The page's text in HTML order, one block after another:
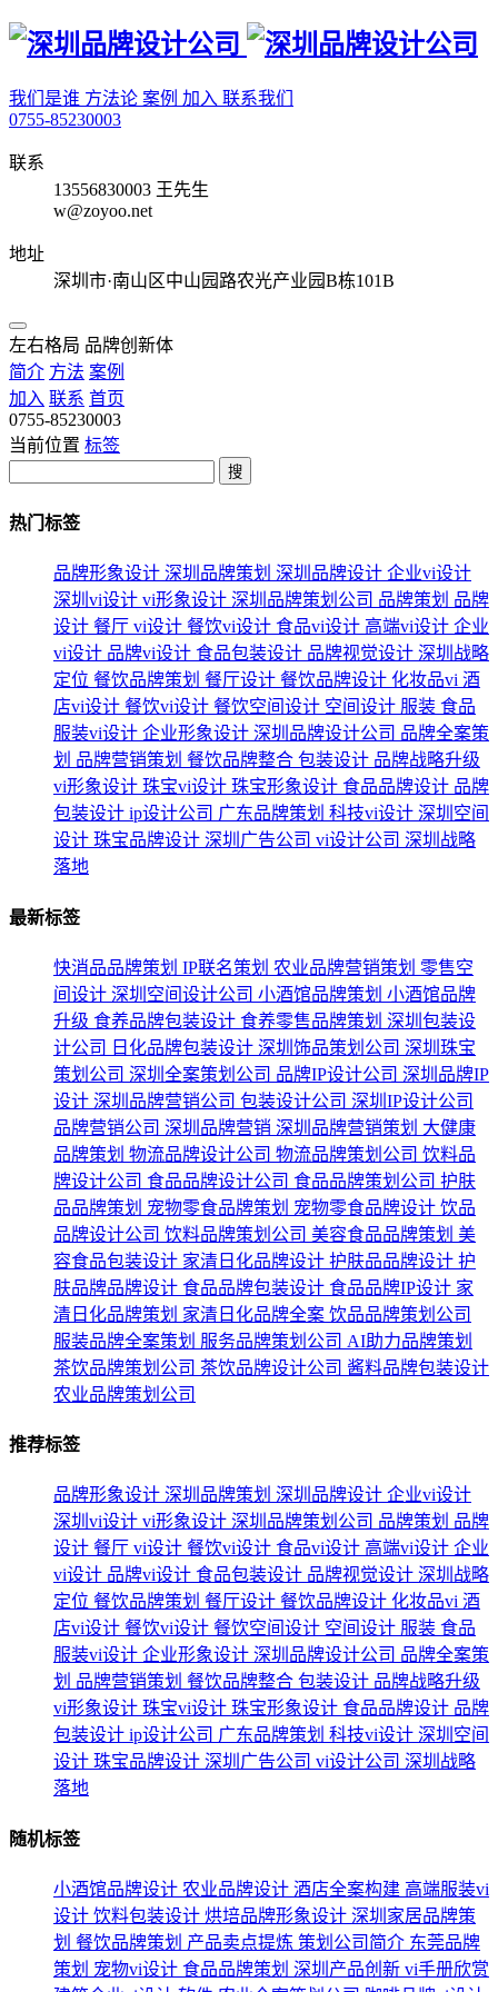
我们是谁 方法论 案例 加入 联系我们
0755-85230003
联系
13556830003 王先生
w@zoyoo.net
地址
深圳市·南山区中山园路农光产业园B栋101B
左右格局 品牌创新体
简介 方法 案例
加入 联系 首页
0755-85230003
当前位置 标签
搜
热门标签
品牌形象设计 深圳品牌策划 深圳品牌设计 企业vi设计
深圳vi设计 vi形象设计 深圳品牌策划公司 品牌策划 品牌
设计 餐厅 vi设计 餐饮vi设计 食品vi设计 高端vi设计 企业
vi设计 品牌vi设计 食品包装设计 品牌视觉设计 深圳战略
定位 餐饮品牌策划 餐厅设计 餐饮品牌设计 化妆品vi 酒
店vi设计 餐饮vi设计 餐饮空间设计 空间设计 服装 食品
服装vi设计 企业形象设计 深圳品牌设计公司 品牌全案策
划 品牌营销策划 餐饮品牌整合 包装设计 品牌战略升级
vi形象设计 珠宝vi设计 珠宝形象设计 食品品牌设计 品牌
包装设计 ip设计公司 广东品牌策划 科技vi设计 深圳空间
设计 珠宝品牌设计 深圳广告公司 vi设计公司 深圳战略
落地
最新标签
快消品品牌策划 IP联名策划 农业品牌营销策划 零售空
间设计 深圳空间设计公司 小酒馆品牌策划 小酒馆品牌
升级 食养品牌包装设计 食养零售品牌策划 深圳包装设
计公司
日化品牌包装设计 深圳饰品策划公司 深圳珠宝
策划公司 深圳全案策划公司 品牌IP设计公司 深圳品牌IP
设计 深圳品牌营销公司 包装设计公司 深圳IP设计公司
品牌营销公司 深圳品牌营销 深圳品牌营销策划 大健康
品牌策划 物流品牌设计公司 物流品牌策划公司 饮料品
牌设计公司 食品品牌设计公司 食品品牌策划公司 护肤
品品牌策划 宠物零食品牌策划 宠物零食品牌设计 饮品
品牌设计公司 饮料品牌策划公司 美容食品品牌策划 美
容食品包装设计 家清日化品牌设计 护肤品品牌设计 护
肤品牌品牌设计 食品品牌包装设计 食品品牌IP设计 家
清日化品牌策划 家清日化品牌全案 饮品品牌策划公司
服装品牌全案策划 服务品牌策划公司 AI助力品牌策划
茶饮品牌策划公司 茶饮品牌设计公司 酱料品牌包装设计
农业品牌策划公司
推荐标签
品牌形象设计 深圳品牌策划 深圳品牌设计 企业vi设计
深圳vi设计 vi形象设计 深圳品牌策划公司 品牌策划 品牌
设计 餐厅 vi设计 餐饮vi设计 食品vi设计 高端vi设计 企业
vi设计 品牌vi设计 食品包装设计 品牌视觉设计 深圳战略
定位 餐饮品牌策划 餐厅设计 餐饮品牌设计 化妆品vi 酒
店vi设计 餐饮vi设计 餐饮空间设计 空间设计 服装 食品
服装vi设计 企业形象设计 深圳品牌设计公司 品牌全案策
划 品牌营销策划 餐饮品牌整合 包装设计 品牌战略升级
vi形象设计 珠宝vi设计 珠宝形象设计 食品品牌设计 品牌
包装设计 ip设计公司 广东品牌策划 科技vi设计 深圳空间
设计 珠宝品牌设计 深圳广告公司 vi设计公司 深圳战略
落地
随机标签
小酒馆品牌设计 农业品牌设计 酒店全案构建 高端服装vi
设计 饮料包装设计 烘培品牌形象设计 深圳家居品牌策
划 餐饮品牌策划 产品卖点提炼 策划公司简介 东莞品牌
策划 宠物vi设计 食品品牌策划 深圳产品创新 vi手册欣赏